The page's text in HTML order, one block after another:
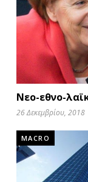
Νεο-εθνο-
26 Δεκεμβρίου, 2018
MACRO